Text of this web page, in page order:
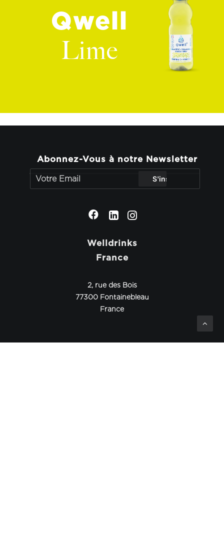
Qwell
Lime
Abonnez-Vous à notre Newsletter
Welldrinks
France
2, rue des Bois
77300 Fontainebleau
France